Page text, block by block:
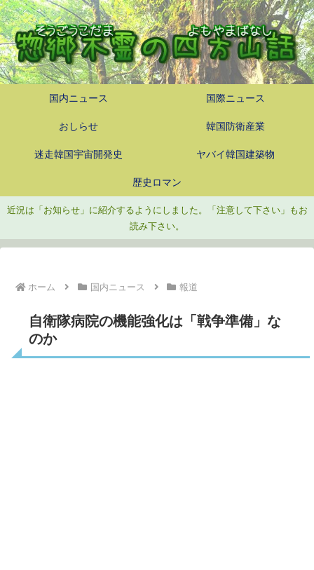
国内ニュース 国際ニュース
おしらせ 韓国防衛産業
迷走韓国宇宙開発史 ヤバイ韓国建築物
歴史ロマン
近況は「お知らせ」に紹介するようにしました。「注意して下さい」もお
読み下さい。
ホーム 国内ニュース 報道
自衛隊病院の機能強化は「戦争準備」な
のか